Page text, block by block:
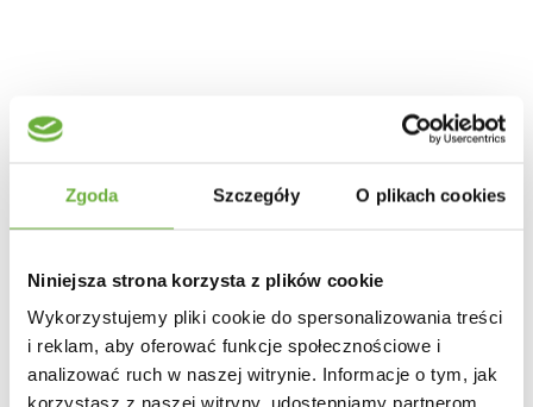
Zgoda Szczegóły O plikach cookies
Niniejsza strona korzysta z plików cookie
Wykorzystujemy pliki cookie do spersonalizowania treści
i reklam, aby oferować funkcje społecznościowe i
analizować ruch w naszej witrynie. Informacje o tym, jak
korzystasz z naszej witryny, udostępniamy partnerom